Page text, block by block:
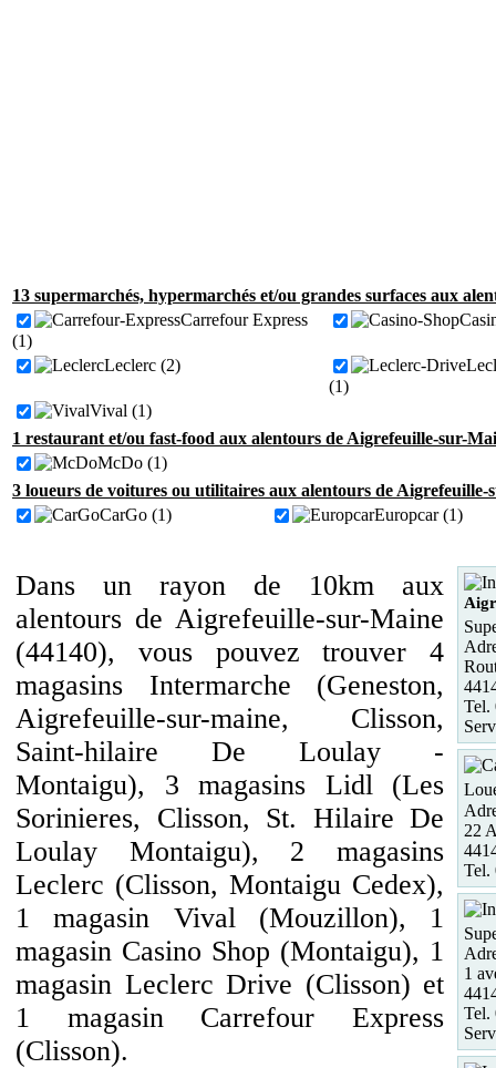
13 supermarchés, hypermarchés et/ou grandes surfaces aux
Carrefour Express
(1)
Leclerc (2)
(1)
Vival (1)
1 restaurant et/ou fast-food aux alentours de Aigrefeuille-sur-
McDo (1)
3 loueurs de voitures ou utilitaires aux alentours de Aigrefeuille-
CarGo (1)
Europcar (1)
Dans un rayon de 10km aux
alentours de Aigrefeuille-sur-Maine
(44140), vous pouvez trouver 4
magasins Intermarche (Geneston,
Aigrefeuille-sur-maine, Clisson,
Saint-hilaire De Loulay -
Montaigu), 3 magasins Lidl (Les
Sorinieres, Clisson, St. Hilaire De
Loulay Montaigu), 2 magasins
Leclerc (Clisson, Montaigu Cedex),
1 magasin Vival (Mouzillon), 1
magasin Casino Shop (Montaigu), 1
magasin Leclerc Drive (Clisson) et
1 magasin Carrefour Express
(Clisson).
Tel.
22
Tel.
1
Tel.